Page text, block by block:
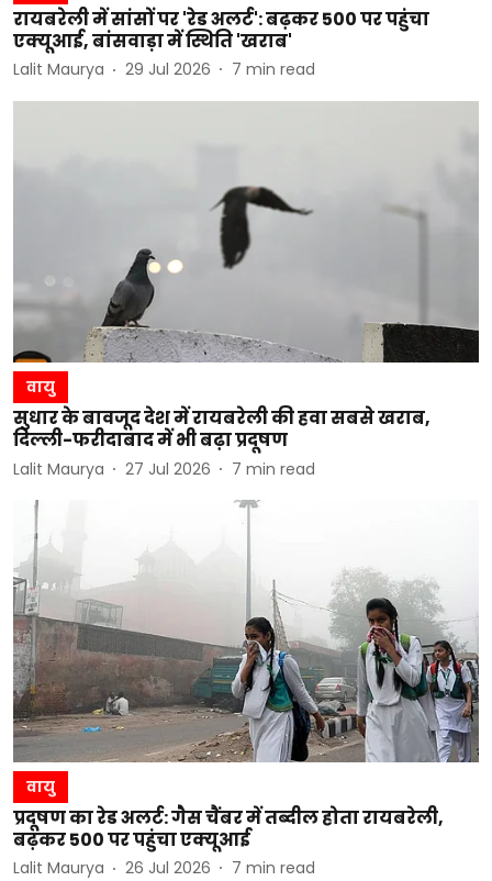
रायबरेली में सांसों पर 'रेड अलर्ट': बढ़कर 500 पर पहुंचा
एक्यूआई, बांसवाड़ा में स्थिति 'खराब'
Lalit Maurya 29 Jul 2026 7 min read
वायु
सुधार के बावजूद देश में रायबरेली की हवा सबसे खराब,
दिल्ली-फरीदाबाद में भी बढ़ा प्रदूषण
Lalit Maurya 27 Jul 2026 7 min read
वायु
प्रदूषण का रेड अलर्ट: गैस चैंबर में तब्दील होता रायबरेली,
बढ़कर 500 पर पहुंचा एक्यूआई
Lalit Maurya 26 Jul 2026 7 min read